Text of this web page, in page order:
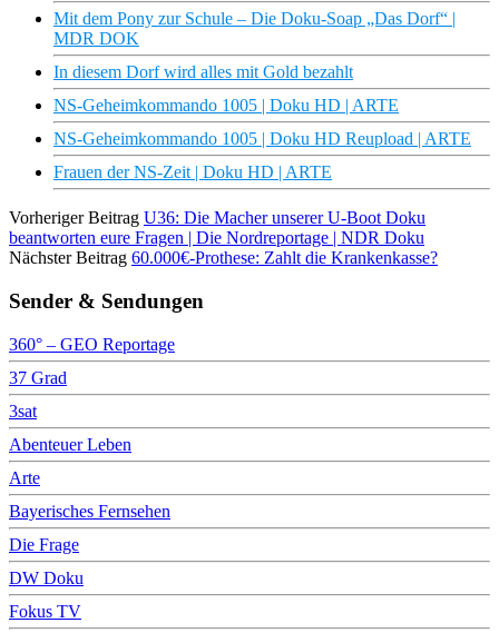
Mit dem Pony zur Schule – Die Doku-Soap „Das Dorf“ |
MDR DOK
In diesem Dorf wird alles mit Gold bezahlt
NS-Geheimkommando 1005 | Doku HD | ARTE
NS-Geheimkommando 1005 | Doku HD Reupload | ARTE
Frauen der NS-Zeit | Doku HD | ARTE
Vorheriger Beitrag U36: Die Macher unserer U-Boot Doku
beantworten eure Fragen | Die Nordreportage | NDR Doku
Nächster Beitrag 60.000€-Prothese: Zahlt die Krankenkasse?
Sender & Sendungen
360° – GEO Reportage
37 Grad
3sat
Abenteuer Leben
Arte
Bayerisches Fernsehen
Die Frage
DW Doku
Fokus TV